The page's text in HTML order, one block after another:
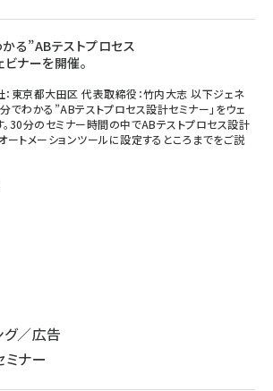
かる”ABテストプロセス
ナーを開催。
：東京都大田区 代表取締役：竹内大志 以下ジェネ
分でわかる”ABテストプロセス設計セミナー」をウェ
。30分のセミナー時間の中でABテストプロセス設計
ートメーションツールに設定するところまでをご説
グ／広告
ミナー